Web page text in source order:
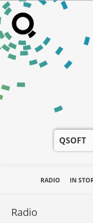
HOMEPAGE
RADIO
IN STORE RADIO
VIKI
DESPRE NOI
CARIERE
RADIO
IN STORE RADIO
VIKI
DESPRE NOI
QSOFT
RADIO IN
Radio